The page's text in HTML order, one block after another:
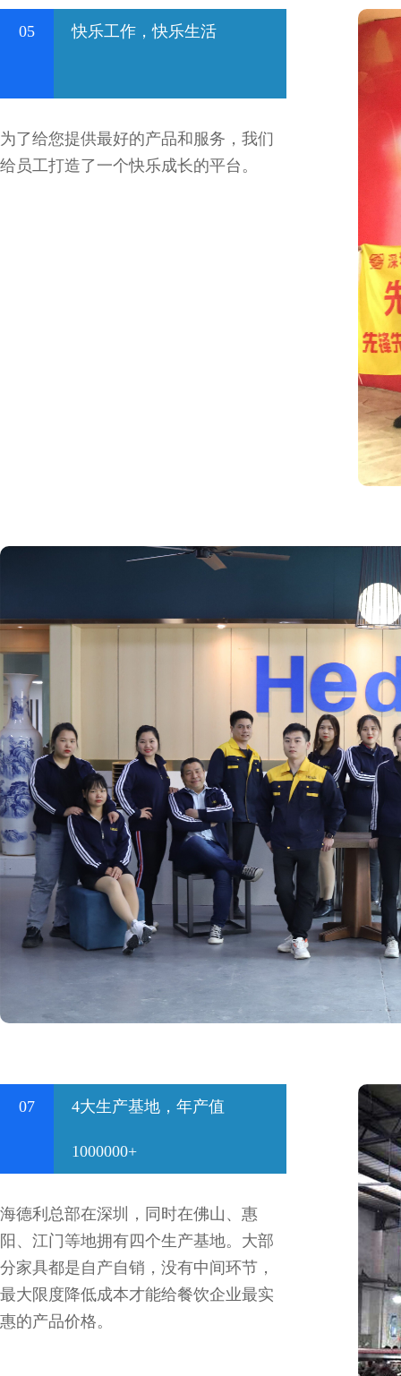
05 快乐工作，快乐生活
为了给您提供最好的产品和服务，我们
给员工打造了一个快乐成长的平台。
07 4大生产基地，年产值
1000000+
海德利总部在深圳，同时在佛山、惠
阳、江门等地拥有四个生产基地。大部
分家具都是自产自销，没有中间环节，
最大限度降低成本才能给餐饮企业最实
惠的产品价格。